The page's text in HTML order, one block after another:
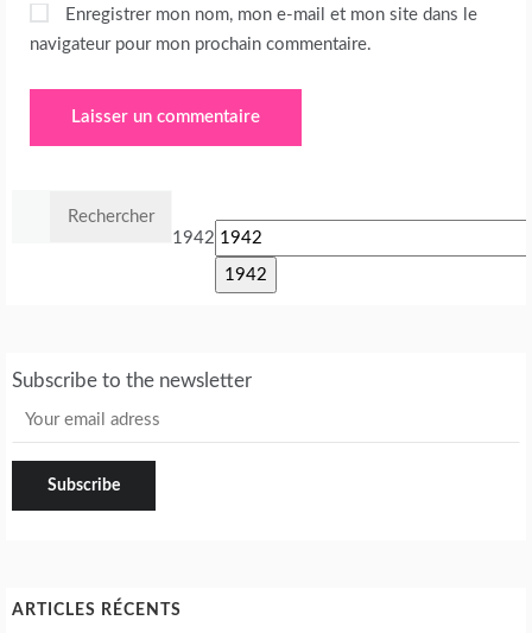
Enregistrer mon nom, mon e-mail et mon site dans le
navigateur pour mon prochain commentaire.
1942
Subscribe to the newsletter
ARTICLES RÉCENTS